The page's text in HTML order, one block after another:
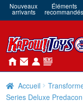
Nouveaux
arrivants
Éléments
recommandés
Accueil
Series Deluxe